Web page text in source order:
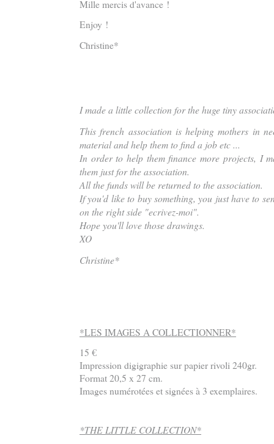
Mille mercis d'avance !
Enjoy !
Christine*
I made a little collection for the huge tiny
This french association is helping mothers in
material and help them to find a job etc ...
In order to help them finance more projects, I
them just for the association.
All the funds will be returned to the association.
If you'd like to buy something, you just have to
on the right side "ecrivez-moi".
Hope you'll love those drawings.
XO
Christine*
*LES IMAGES A COLLECTIONNER*
15 €
Impression digigraphie sur papier rivoli 240gr.
Format 20,5 x 27 cm.
Images numérotées et signées à 3 exemplaires.
*THE LITTLE COLLECTION*